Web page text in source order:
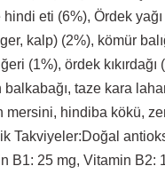
eti (6%), Ördek
kalp) (2%), kömür
(1%), ördek
taze kara
mersini, hindiba kökü,
Takviyeler:Doğal
B1: 25 mg, Vitamin